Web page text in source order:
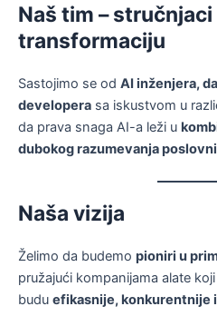
Naš tim –
transformaciju
Sastojimo se od AI inženjera,
developera sa iskustvom u
da prava snaga AI-a leži u
dubokog razumevanja
Naša vizija
Želimo da budemo pioniri u
pružajući kompanijama alate
budu efikasnije, konkurentnije